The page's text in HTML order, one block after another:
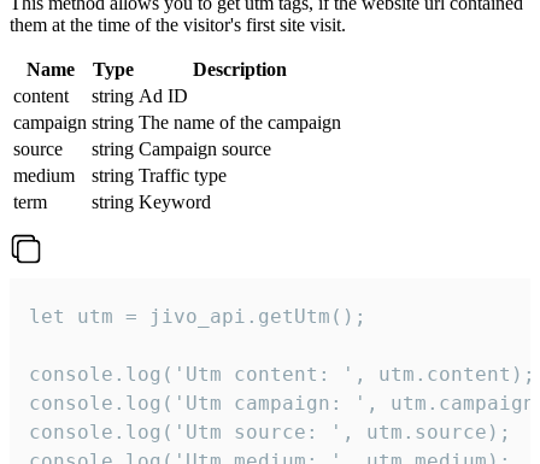
them at the time of the visitor's first site visit.
Name Type
Description
content
string Ad ID
campaign string The name of the campaign
source
string Campaign source
medium
string Traffic type
term
string Keyword
let utm = jivo_api.getUtm();
console.log('Utm content: ', utm.content);
console.log('Utm campaign: ',
console.log('Utm source: ', utm.source);